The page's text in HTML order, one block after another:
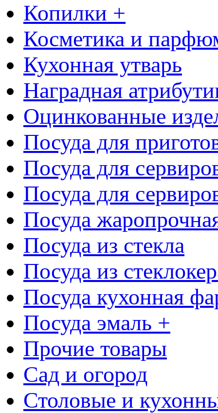
Копилки +
Косметика и
Кухонная утварь
Наградная
Оцинкованные
Посуда для
Посуда для
Посуда для
Посуда
Посуда из стекла
Посуда из
Посуда кухонная
Посуда эмаль +
Прочие товары
Сад и огород
Столовые и